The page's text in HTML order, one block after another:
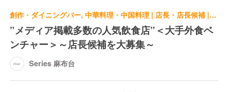
創作・ダイニングバー, 中華料理・中国料理 | 店長・店長候補 | Series 麻布台
”メディア掲載多数の人気飲食店”＜大手外食ベ
ンチャー＞～店長候補を大募集～
Series 麻布台